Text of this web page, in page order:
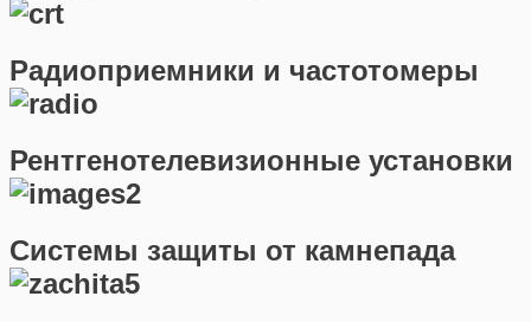
Радиоприемники и частотомеры
Рентгенотелевизионные установки
Системы защиты от камнепада